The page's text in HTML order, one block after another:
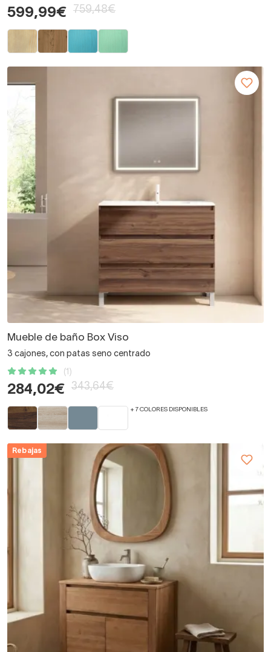
599,99€ 759,48€
Mueble de baño Box Viso
3 cajones, con patas seno centrado
(1)
284,02€ 343,64€
+ 7 COLORES DISPONIBLES
Rebajas